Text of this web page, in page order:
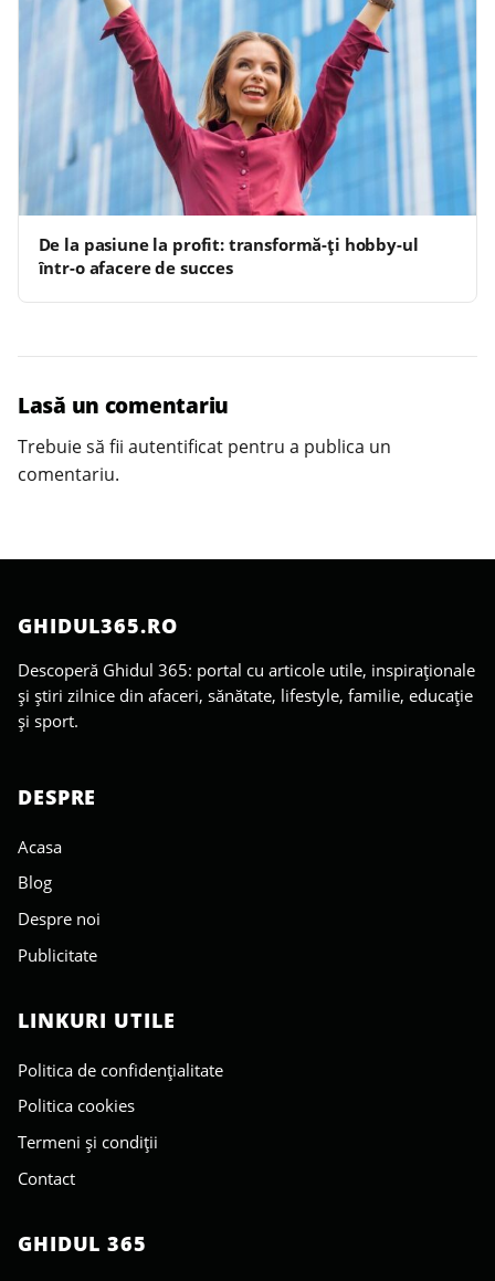
De la pasiune la profit: transformă-ți hobby-ul
într-o afacere de succes
Lasă un comentariu
Trebuie să fii autentificat pentru a publica un
comentariu.
GHIDUL365.RO
Descoperă Ghidul 365: portal cu articole utile, inspiraționale
și știri zilnice din afaceri, sănătate, lifestyle, familie, educație
și sport.
DESPRE
Acasa
Blog
Despre noi
Publicitate
LINKURI UTILE
Politica de confidențialitate
Politica cookies
Termeni și condiții
Contact
GHIDUL 365